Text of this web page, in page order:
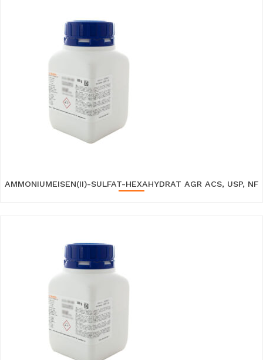
AMMONIUMEISEN(II)-SULFAT-HEXAHYDRAT AGR ACS, USP, NF